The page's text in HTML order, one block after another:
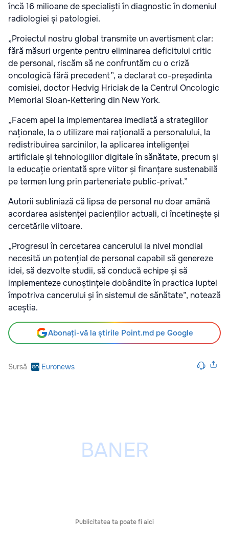
încă 16 milioane de specialiști în diagnostic în domeniul
radiologiei și patologiei.
„Proiectul nostru global transmite un avertisment clar:
fără măsuri urgente pentru eliminarea deficitului critic
de personal, riscăm să ne confruntăm cu o criză
oncologică fără precedent”, a declarat co-președinta
comisiei, doctor Hedvig Hriciak de la Centrul Oncologic
Memorial Sloan-Kettering din New York.
„Facem apel la implementarea imediată a strategiilor
naționale, la o utilizare mai rațională a personalului, la
redistribuirea sarcinilor, la aplicarea inteligenței
artificiale și tehnologiilor digitale în sănătate, precum și
la educație orientată spre viitor și finanțare sustenabilă
pe termen lung prin parteneriate public-privat.”
Autorii subliniază că lipsa de personal nu doar amână
acordarea asistenței pacienților actuali, ci încetinește și
cercetările viitoare.
„Progresul în cercetarea cancerului la nivel mondial
necesită un potențial de personal capabil să genereze
idei, să dezvolte studii, să conducă echipe și să
implementeze cunoștințele dobândite în practica luptei
împotriva cancerului și în sistemul de sănătate”, notează
aceștia.
Abonați-vă la știrile Point.md pe Google
Sursă Euronews
Publicitatea ta poate fi aici